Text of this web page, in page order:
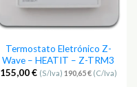
Termostato Eletrónico Z-
Wave – HEATIT – Z-TRM3
155,00€ (S/Iva) 190,65€(C/Iva)